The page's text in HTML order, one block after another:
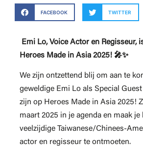
FACEBOOK TWITTER
Emi Lo, Voice Actor en Regisseur,
Heroes Made in Asia 2025! 🎤✨
We zijn ontzettend blij om aan te
geweldige Emi Lo als Special Guest
zijn op Heroes Made in Asia 2025!
maart 2025 in je agenda en maak je
veelzijdige Taiwanese/Chinees-
actor en regisseur te ontmoeten.